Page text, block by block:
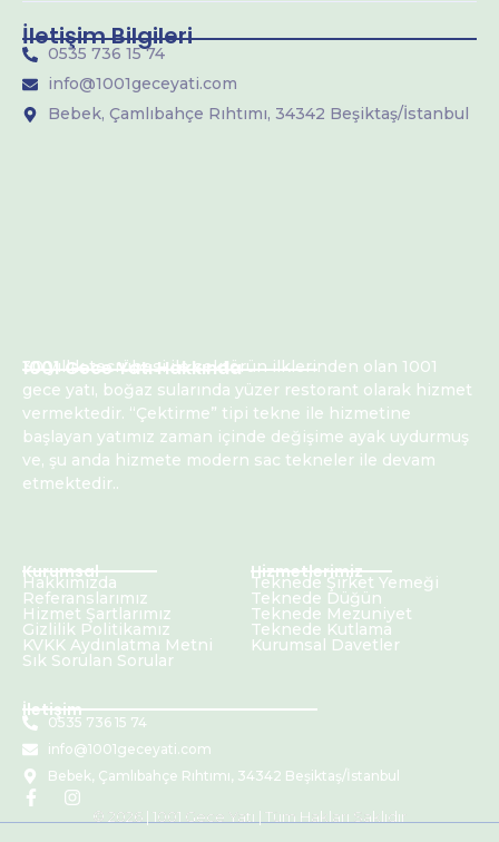
İletişim Bilgileri
0535 736 15 74
info@1001geceyati.com
Bebek, Çamlıbahçe Rıhtımı, 34342 Beşiktaş/İstanbul
1001 Gece Yatı Hakkında
30 yıllık tecrübesi ile sektörün ilklerinden olan 1001
gece yatı, boğaz sularında yüzer restorant olarak hizmet
vermektedir. “Çektirme” tipi tekne ile hizmetine
başlayan yatımız zaman içinde değişime ayak uydurmuş
ve, şu anda hizmete modern sac tekneler ile devam
etmektedir..
Kurumsal
Hakkımızda
Referanslarımız
Hizmet Şartlarımız
Gizlilik Politikamız
KVKK Aydınlatma Metni
Sık Sorulan Sorular
Hizmetlerimiz
Teknede Şirket Yemeği
Teknede Düğün
Teknede Mezuniyet
Teknede Kutlama
Kurumsal Davetler
İletişim
0535 736 15 74
info@1001geceyati.com
Bebek, Çamlıbahçe Rıhtımı, 34342 Beşiktaş/İstanbul
© 2026 | 1001 Gece Yatı | Tüm Hakları Saklıdır